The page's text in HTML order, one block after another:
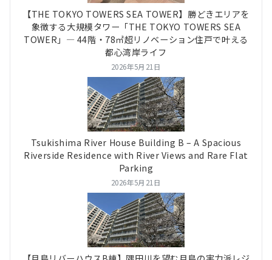
【THE TOKYO TOWERS SEA TOWER】勝どきエリアを
象徴する大規模タワー「THE TOKYO TOWERS SEA
TOWER」― 44階・78㎡超リノベーション住戸で叶える
都心湾岸ライフ
2026年5月21日
Tsukishima River House Building B – A Spacious
Riverside Residence with River Views and Rare Flat
Parking
2026年5月21日